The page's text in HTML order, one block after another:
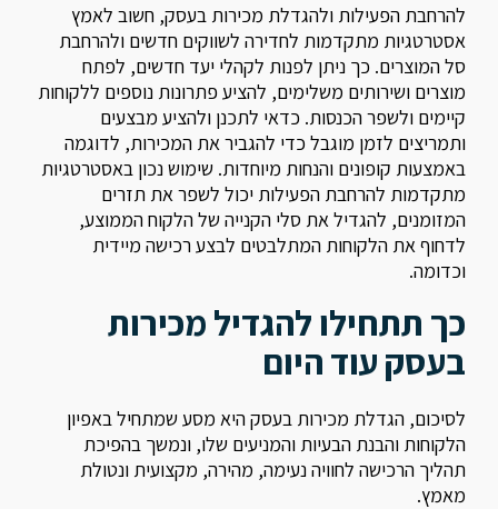
להרחבת הפעילות ולהגדלת מכירות בעסק, חשוב לאמץ
אסטרטגיות מתקדמות לחדירה לשווקים חדשים ולהרחבת
סל המוצרים. כך ניתן לפנות לקהלי יעד חדשים, לפתח
מוצרים ושירותים משלימים, להציע פתרונות נוספים ללקוחות
קיימים ולשפר הכנסות. כדאי לתכנן ולהציע מבצעים
ותמריצים לזמן מוגבל כדי להגביר את המכירות, לדוגמה
באמצעות קופונים והנחות מיוחדות. שימוש נכון באסטרטגיות
מתקדמות להרחבת הפעילות יכול לשפר את תזרים
המזומנים, להגדיל את סלי הקנייה של הלקוח הממוצע,
לדחוף את הלקוחות המתלבטים לבצע רכישה מיידית
וכדומה.
כך תתחילו להגדיל מכירות
בעסק עוד היום
לסיכום, הגדלת מכירות בעסק היא מסע שמתחיל באפיון
הלקוחות והבנת הבעיות והמניעים שלו, ונמשך בהפיכת
תהליך הרכישה לחוויה נעימה, מהירה, מקצועית ונטולת
מאמץ.